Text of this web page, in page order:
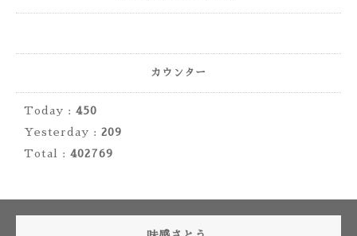
カウンター
Today : 450
Yesterday : 209
Total : 402769